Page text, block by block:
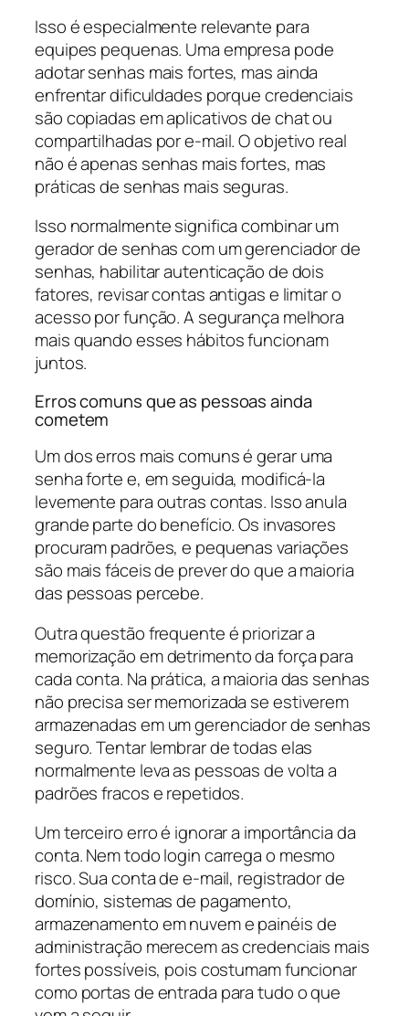
Isso é especialmente relevante para
equipes pequenas. Uma empresa pode
adotar senhas mais fortes, mas ainda
enfrentar dificuldades porque credenciais
são copiadas em aplicativos de chat ou
compartilhadas por e-mail. O objetivo real
não é apenas senhas mais fortes, mas
práticas de senhas mais seguras.
Isso normalmente significa combinar um
gerador de senhas com um gerenciador de
senhas, habilitar autenticação de dois
fatores, revisar contas antigas e limitar o
acesso por função. A segurança melhora
mais quando esses hábitos funcionam
juntos.
Erros comuns que as pessoas ainda
cometem
Um dos erros mais comuns é gerar uma
senha forte e, em seguida, modificá-la
levemente para outras contas. Isso anula
grande parte do benefício. Os invasores
procuram padrões, e pequenas variações
são mais fáceis de prever do que a maioria
das pessoas percebe.
Outra questão frequente é priorizar a
memorização em detrimento da força para
cada conta. Na prática, a maioria das senhas
não precisa ser memorizada se estiverem
armazenadas em um gerenciador de senhas
seguro. Tentar lembrar de todas elas
normalmente leva as pessoas de volta a
padrões fracos e repetidos.
Um terceiro erro é ignorar a importância da
conta. Nem todo login carrega o mesmo
risco. Sua conta de e-mail, registrador de
domínio, sistemas de pagamento,
armazenamento em nuvem e painéis de
administração merecem as credenciais mais
fortes possíveis, pois costumam funcionar
como portas de entrada para tudo o que